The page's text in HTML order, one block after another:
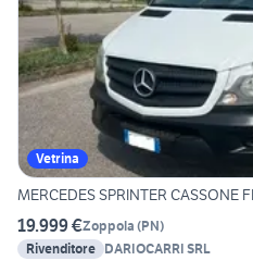
Vetrina
MERCEDES SPRINTER CASSONE
19.999 €Zoppola (PN)
Rivenditore DARIOCARRI SRL